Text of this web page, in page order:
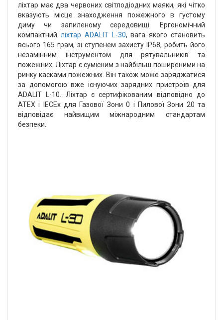
ліхтар має два червоних світлодіодних маяки, які чітко
вказують місце знаходження пожежного в густому
диму чи запиленому середовищі. Ергономічний
компактний ліхтар ADALIT L-30, вага якого становить
всього 165 грам, зі ступенем захисту IP68, робить його
незамінним інструментом для рятувальників та
пожежних. Ліхтар є сумісним з найбільш поширеними на
ринку касками пожежних. Він також може заряджатися
за допомогою вже існуючих зарядних пристроїв для
ADALIT L-10. Ліхтар є сертифікованим відповідно до
ATEX і IECEx для Газової Зони 0 і Пилової Зони 20 та
відповідає найвищим міжнародним стандартам
безпеки.